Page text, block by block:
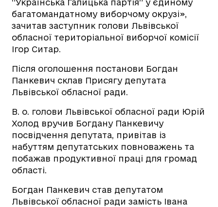
“Українська Галицька партія” у єдиному
багатомандатному виборчому окрузі»,
зачитав заступник голови Львівської
обласної територіальної виборчої комісії
Ігор Ситар.
Після оголошення постанови Богдан
Панкевич склав Присягу депутата
Львівської обласної ради.
В. о. голови Львівської обласної ради Юрій
Холод вручив Богдану Панкевичу
посвідчення депутата, привітав із
набуттям депутатських повноважень та
побажав продуктивної праці для громад
області.
Богдан Панкевич став депутатом
Львівської обласної ради замість Івана